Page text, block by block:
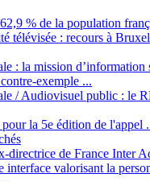
62,9 % de la population
télévisée : recours à
: la mission d’information
exemple ...
/ Audiovisuel public : le
pour la 5e édition de l'appel
directrice de France Inter
interface valorisant la